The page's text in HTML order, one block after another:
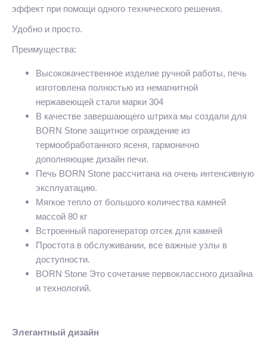
эффект при помощи одного технического решения.
Удобно и просто.
Преимущества:
Высококачественное изделие ручной работы, печь
изготовлена полностью из немагнитной
нержавеющей стали марки 304
В качестве завершающего штриха мы создали для
BORN Stone защитное ограждение из
термообработанного ясеня, гармонично
дополняющие дизайн печи.
Печь BORN Stone рассчитана на очень интенсивную
эксплуатацию.
Мягкое тепло от большого количества камней
массой 80 кг
Встроенный парогенератор отсек для камней
Простота в обслуживании, все важные узлы в
доступности.
BORN Stone Это сочетание первоклассного дизайна
и технологий.
Элегантный дизайн